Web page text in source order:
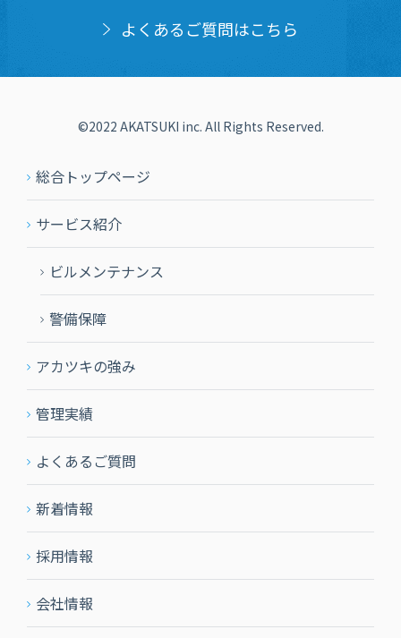
よくあるご質問はこちら
総合トップページ
サービス紹介
ビルメンテナンス
警備保障
アカツキの強み
管理実績
よくあるご質問
新着情報
採用情報
会社情報
©2022 AKATSUKI inc. All Rights Reserved.